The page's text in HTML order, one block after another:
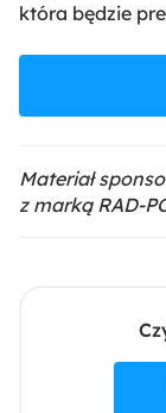
która będzie
Materiał
z marką RAD-